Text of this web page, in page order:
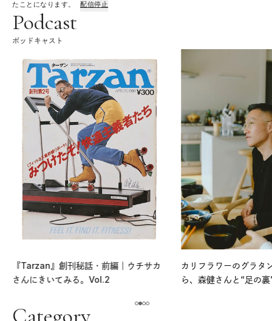
たことになります。
配信停止
Podcast
ポッドキャスト
『Tarzan』創刊秘話・前編｜ウチサカ
さんにきいてみる。Vol.2
カリフラワーのグラタ
ら、森健さんと“足の